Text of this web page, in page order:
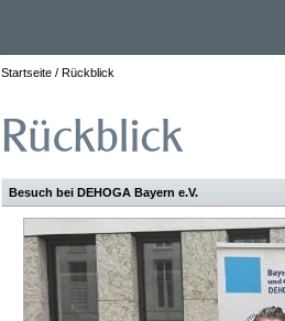
Startseite / Rückblick
Besuch bei DEHOGA Bayern e.V.